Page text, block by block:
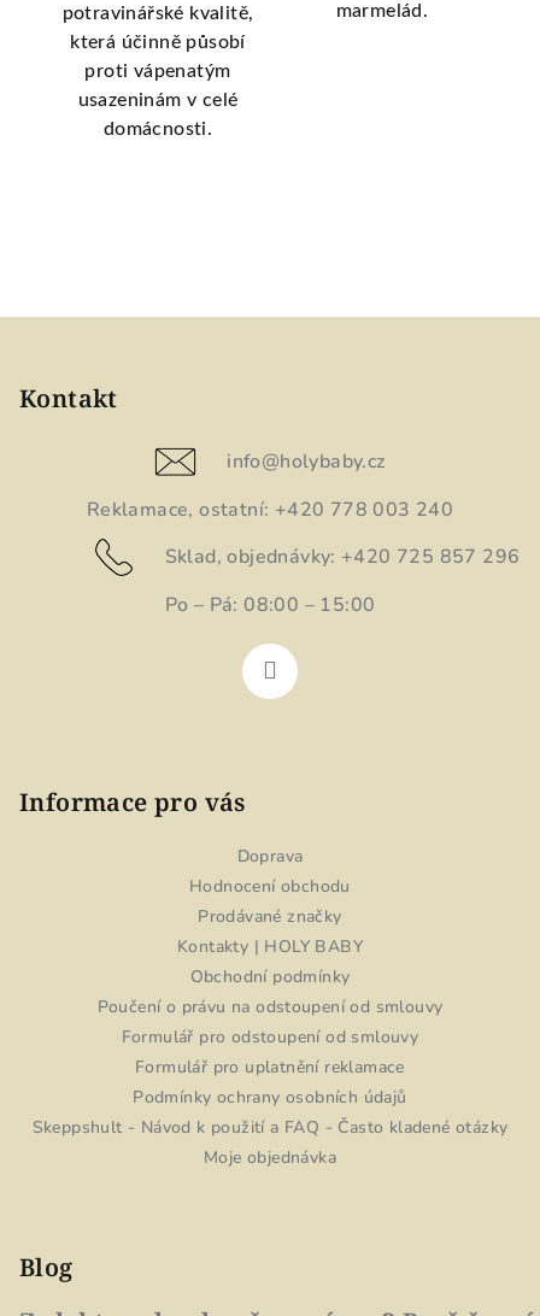
potravinářské kvalitě,
která účinně působí
proti vápenatým
usazeninám v celé
domácnosti.
marmelád.
Kontakt
info@holybaby.cz
Reklamace, ostatní: +420 778 003 240
Sklad, objednávky: +420 725 857 296
Po – Pá: 08:00 – 15:00
Informace pro vás
Doprava
Hodnocení obchodu
Prodávané značky
Kontakty | HOLY BABY
Obchodní podmínky
Poučení o právu na odstoupení od smlouvy
Formulář pro odstoupení od smlouvy
Formulář pro uplatnění reklamace
Podmínky ochrany osobních údajů
Skeppshult - Návod k použití a FAQ - Často kladené otázky
Moje objednávka
Blog